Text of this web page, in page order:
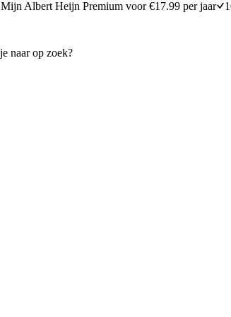
Mijn Albert Heijn Premium voor €17.99 per jaar